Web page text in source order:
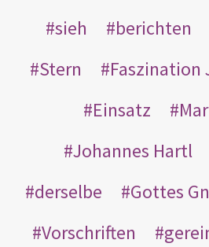
sieh
berichten
Stern
Faszination
Einsatz
Johannes Hartl
derselbe
Gottes
Vorschriften